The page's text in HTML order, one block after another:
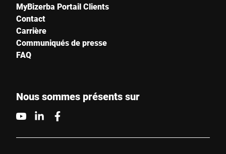
MyBizerba Portail Clients
Contact
Carrière
Communiqués de presse
FAQ
Nous sommes présents sur